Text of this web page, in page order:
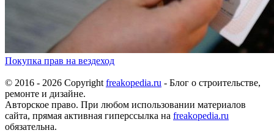
Покупка прав на вездеход
© 2016 - 2026 Copyright freakopedia.ru - Блог о строительстве,
ремонте и дизайне.
Авторское право. При любом использовании материалов
сайта, прямая активная гиперссылка на freakopedia.ru
обязательна.